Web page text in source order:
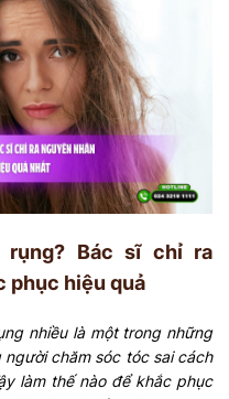
Bác sĩ chỉ ra
phục hiệu quả
nhiều là một trong những
chăm sóc tóc sai cách
làm thế nào để khắc phục